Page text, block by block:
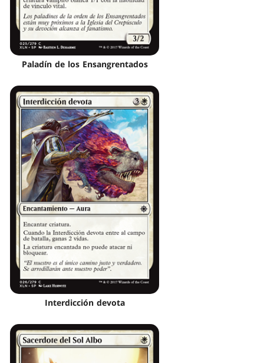
Paladín de los Ensangrentados
Interdicción devota